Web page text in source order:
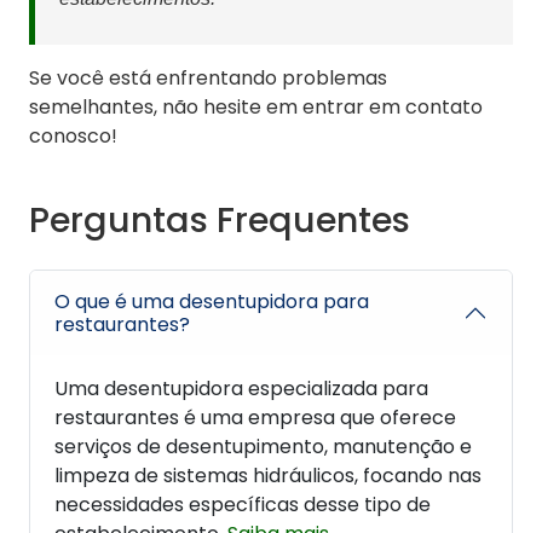
Se você está enfrentando problemas
semelhantes, não hesite em entrar em contato
conosco!
Perguntas Frequentes
O que é uma desentupidora para
restaurantes?
Uma desentupidora especializada para
restaurantes é uma empresa que oferece
serviços de desentupimento, manutenção e
limpeza de sistemas hidráulicos, focando nas
necessidades específicas desse tipo de